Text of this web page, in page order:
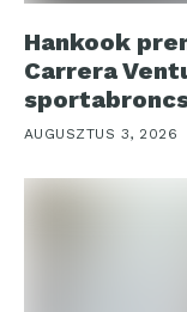
Hankook
Carrera
AUGUSZTUS 3, 2026